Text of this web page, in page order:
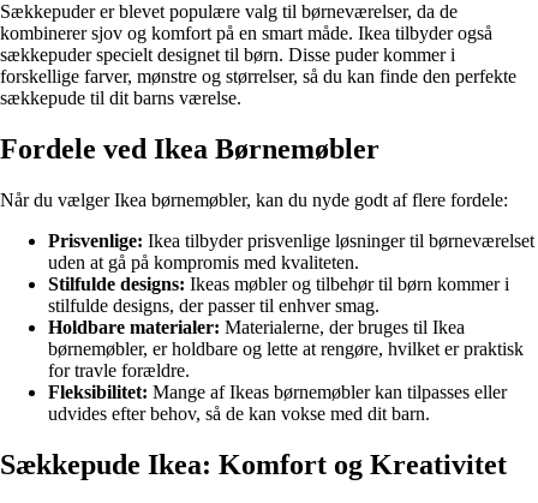
Sækkepuder er blevet populære valg til børneværelser, da de
kombinerer sjov og komfort på en smart måde. Ikea tilbyder også
sækkepuder specielt designet til børn. Disse puder kommer i
forskellige farver, mønstre og størrelser, så du kan finde den perfekte
sækkepude til dit barns værelse.
Fordele ved Ikea Børnemøbler
Når du vælger Ikea børnemøbler, kan du nyde godt af flere fordele:
Prisvenlige: Ikea tilbyder prisvenlige løsninger til børneværelset
uden at gå på kompromis med kvaliteten.
Stilfulde designs: Ikeas møbler og tilbehør til børn kommer i
stilfulde designs, der passer til enhver smag.
Holdbare materialer: Materialerne, der bruges til Ikea
børnemøbler, er holdbare og lette at rengøre, hvilket er praktisk
for travle forældre.
Fleksibilitet: Mange af Ikeas børnemøbler kan tilpasses eller
udvides efter behov, så de kan vokse med dit barn.
Sækkepude Ikea: Komfort og Kreativitet